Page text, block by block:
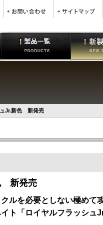
Jr.新色 新発売
新発売
ルを必要としない極めて
ト「ロイヤルフラッシュ